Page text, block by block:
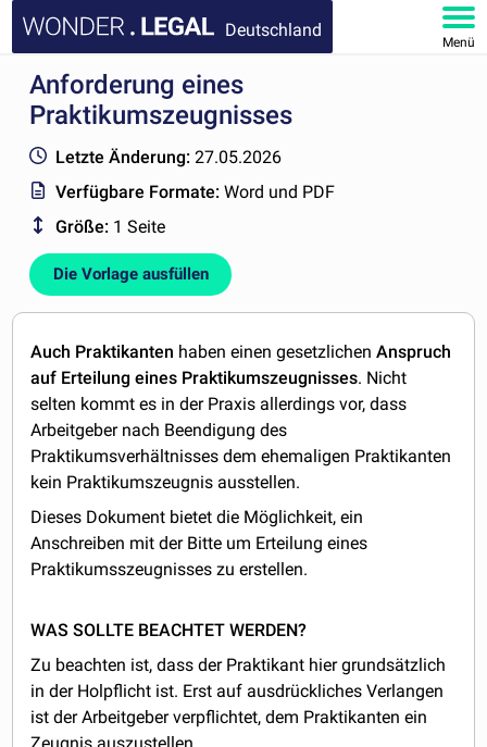
Deutschland
Menü
HOMEPAGE
FAQ
KONTAKT
MEIN KONTO
Anforderung eines
Praktikumszeugnisses
Letzte Änderung: 27.05.2026
Verfügbare Formate:Word und PDF
Größe: 1 Seite
Die Vorlage ausfüllen
Auch Praktikanten haben einen gesetzlichenAnspruch
auf Erteilung eines Praktikumszeugnisses. Nicht
selten kommt es in der Praxis allerdings vor, dass
Arbeitgeber nach Beendigung des
Praktikumsverhältnisses dem ehemaligen Praktikanten
kein Praktikumszeugnis ausstellen.
Dieses Dokument bietet die Möglichkeit, ein
Anschreiben mit der Bitte um Erteilung eines
Praktikumsszeugnisses zu erstellen.
WAS SOLLTE BEACHTET WERDEN?
Zu beachten ist, dass der Praktikant hier grundsätzlich
in der Holpflicht ist. Erst auf ausdrückliches Verlangen
ist der Arbeitgeber verpflichtet, dem Praktikanten ein